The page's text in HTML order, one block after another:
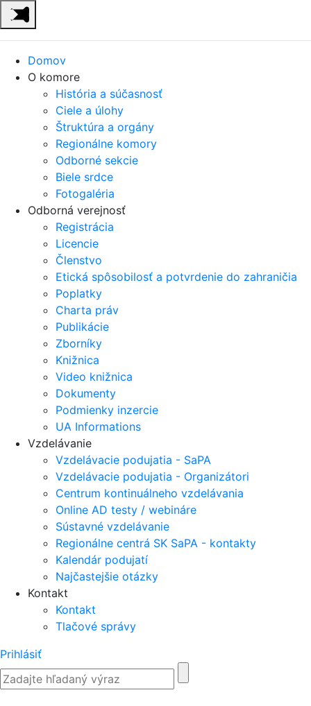
Domov
O komore
História a súčasnosť
Ciele a úlohy
Štruktúra a orgány
Regionálne komory
Odborné sekcie
Biele srdce
Fotogaléria
Odborná verejnosť
Registrácia
Licencie
Členstvo
Etická spôsobilosť a potvrdenie do zahraničia
Poplatky
Charta práv
Publikácie
Zborníky
Knižnica
Video knižnica
Dokumenty
Podmienky inzercie
UA Informations
Vzdelávanie
Vzdelávacie podujatia - SaPA
Vzdelávacie podujatia - Organizátori
Centrum kontinuálneho vzdelávania
Online AD testy / webináre
Sústavné vzdelávanie
Regionálne centrá SK SaPA - kontakty
Kalendár podujatí
Najčastejšie otázky
Kontakt
Kontakt
Tlačové správy
Prihlásiť